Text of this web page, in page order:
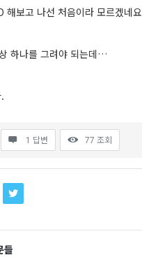
해보고 나선 처음이라 모르겠네
하나를 그려야 되는데…
1 답변 77 조회
들